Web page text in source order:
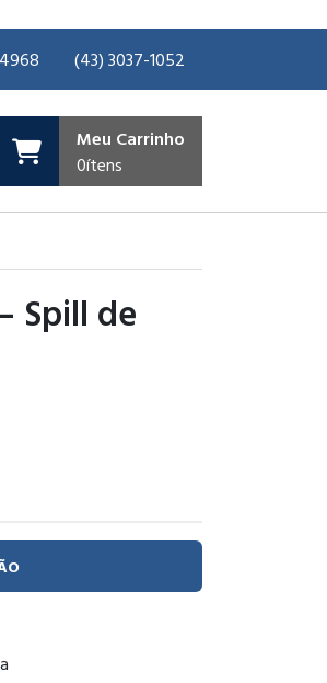
(43) 3037-1052
Meu Carrinho
0ítens
Spill de